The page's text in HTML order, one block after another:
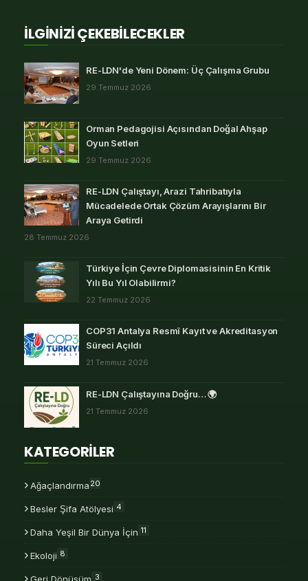
İLGİNİZİ ÇEKEBİLECEKLER
RE-LDN'de Yeni Dönem: Üç Çalışma Grubu
29 Temmuz 2026
Orman Pedagojisi Açısından Doğal Ahşap
Oyun Setleri
29 Temmuz 2026
RE-LDN Çalıştayı, Arazi Tahribatıyla
Mücadelede Ortak Çözüm Arayışlarını Bir
Araya Getirdi
28 Temmuz 2026
Türkiye İçin Çevre Diplomasisinin En Kritik
Yılı Bu Yıl Olabilirmi?
22 Temmuz 2026
COP31 Antalya Resmî Kayıt ve Akreditasyon
Süreci Açıldı
21 Temmuz 2026
RE-LDN Çalıştayına Doğru… 🌍
21 Temmuz 2026
KATEGORİLER
Ağaçlandırma 20
Besler Şifa Atölyesi 4
Daha Yeşil Bir Dünya İçin 11
Ekoloji 8
3